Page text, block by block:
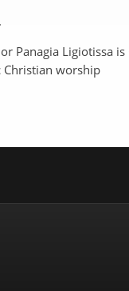
Panagia Ligiotissa is
worship